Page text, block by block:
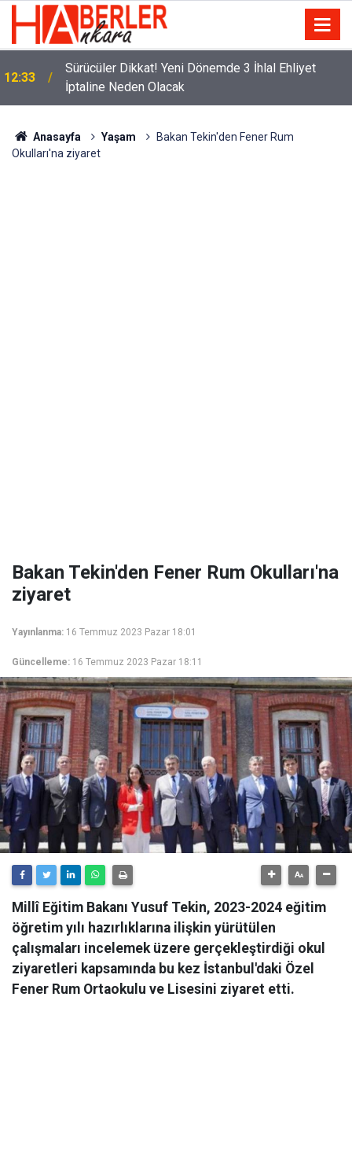
12:33
Sürücüler Dikkat! Yeni Dönemde 3 İhlal Ehliyet
İptaline Neden Olacak
Anasayfa Yaşam
Bakan Tekin'den Fener Rum
Okulları'na ziyaret
Bakan Tekin'den Fener Rum Okulları'na
ziyaret
Yayınlanma: 16 Temmuz 2023 Pazar 18:01
Güncelleme: 16 Temmuz 2023 Pazar 18:11
Millî Eğitim Bakanı Yusuf Tekin, 2023-2024 eğitim
öğretim yılı hazırlıklarına ilişkin yürütülen
çalışmaları incelemek üzere gerçekleştirdiği okul
ziyaretleri kapsamında bu kez İstanbul'daki Özel
Fener Rum Ortaokulu ve Lisesini ziyaret etti.